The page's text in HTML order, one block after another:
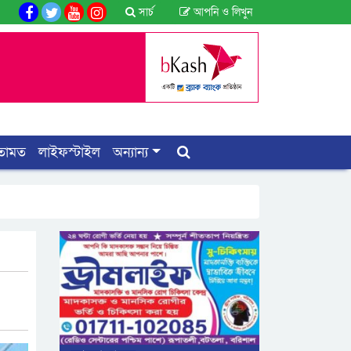
আপনি ও লিখুন
সার্চ
লাইফস্টাইল অন্যান্য